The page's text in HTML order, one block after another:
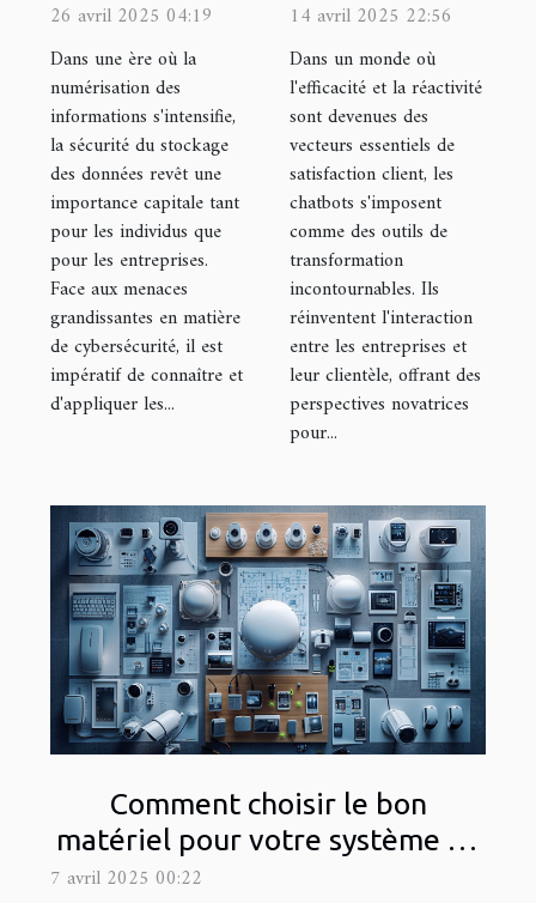
sécurisé
meilleures
pratiques
pour les
particuliers et
entreprises en
2023
26 avril 2025 04:19
Dans une ère où la
numérisation des
informations s'intensifie,
la sécurité du stockage
des données revêt une
importance capitale tant
pour les individus que
pour les entreprises.
Face aux menaces
grandissantes en matière
de cybersécurité, il est
impératif de connaître et
d'appliquer les...
transforment
l'efficacité et
la satisfaction
dans le
service client
14 avril 2025 22:56
Dans un monde où
l'efficacité et la réactivité
sont devenues des
vecteurs essentiels de
satisfaction client, les
chatbots s'imposent
comme des outils de
transformation
incontournables. Ils
réinventent l'interaction
entre les entreprises et
leur clientèle, offrant des
perspectives novatrices
pour...
Comment choisir le bon
matériel pour votre système de
vidéosurveillance domestique
7 avril 2025 00:22